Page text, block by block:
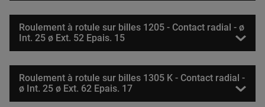
Roulement à rotule sur billes 1205 - Contact radial - ø
Int. 25 ø Ext. 52 Epais. 15
Roulement à rotule sur billes 1305 K - Contact radial -
ø Int. 25 ø Ext. 62 Epais. 17